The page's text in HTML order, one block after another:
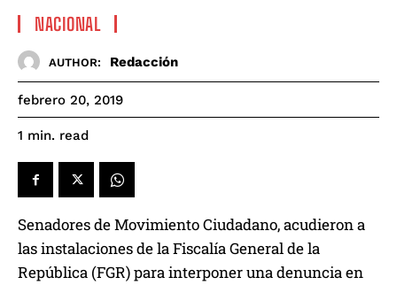
NACIONAL
AUTHOR: Redacción
febrero 20, 2019
1 min. read
Senadores de Movimiento Ciudadano, acudieron a
las instalaciones de la Fiscalía General de la
República (FGR) para interponer una denuncia en